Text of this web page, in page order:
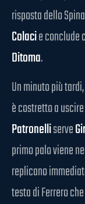
risposta dello
Colacie conclude
Ditoma.
Un minuto più
è costretto a
Patronelliserve
primo palo viene
replicano
testa di Ferrero